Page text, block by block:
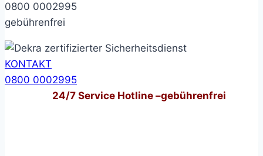
0800 0002995
gebührenfrei
KONTAKT
0800 0002995
24/7Service Hotline –gebührenfrei